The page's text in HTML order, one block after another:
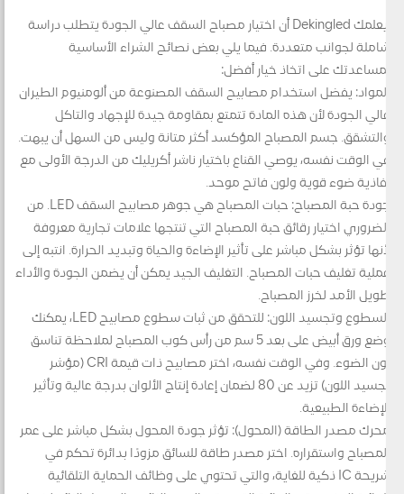
يعلمك Dekingled أن اختيار مصباح السقف عالي الجودة يتطلب دراسة
شاملة لجوانب متعددة. فيما يلي بعض نصائح الشراء الأساسية
لمساعدتك على اتخاذ خيار أفضل:
المواد: يفضل استخدام مصابيح السقف المصنوعة من ألومنيوم الطيران
عالي الجودة لأن هذه المادة تتمتع بمقاومة جيدة للإجهاد والتآكل
والتشقق. جسم المصباح المؤكسد أكثر متانة وليس من السهل أن يبهت.
في الوقت نفسه، يوصي القناع باختيار ناشر أكريليك من الدرجة الأولى مع
نفاذية ضوء قوية ولون فاتح موحد.
جودة حبة المصباح: حبات المصباح هي جوهر مصابيح السقف LED. من
الضروري اختيار رقائق حبة المصباح التي تنتجها علامات تجارية معروفة
لأنها تؤثر بشكل مباشر على تأثير الإضاءة والحياة وتبديد الحرارة. انتبه إلى
عملية تغليف حبات المصباح. التغليف الجيد يمكن أن يضمن الجودة والأداء
طويل الأمد لخرز المصباح.
السطوع وتجسيد اللون: للتحقق من ثبات سطوع مصابيح LED، يمكنك
وضع ورق أبيض على بعد 5 سم من رأس كوب المصباح لملاحظة تناسق
لون الضوء. وفي الوقت نفسه، اختر مصابيح ذات قيمة CRI (مؤشر
تجسيد اللون) تزيد عن 80 لضمان إعادة إنتاج الألوان بدرجة عالية وتأثير
الإضاءة الطبيعية.
محرك مصدر الطاقة (المحول): تؤثر جودة المحول بشكل مباشر على عمر
المصباح واستقراره. اختر مصدر طاقة للسائق مزودًا بدائرة تحكم في
شريحة IC ذكية للغاية، والتي تحتوي على وظائف الحماية التلقائية